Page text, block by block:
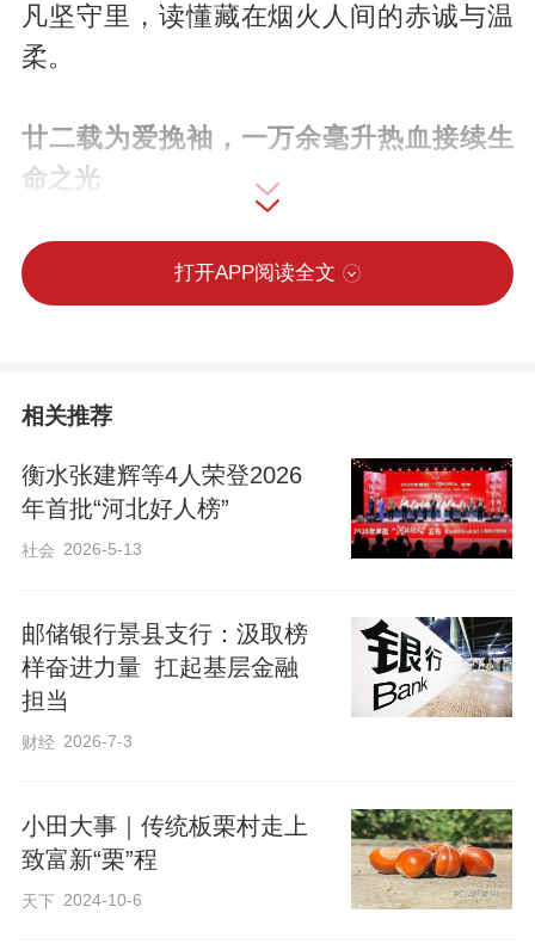
凡坚守里，读懂藏在烟火人间的赤诚与温
柔。
廿二载为爱挽袖，一万余毫升热血接续生
命之光
在景县公益圈提起苗鹏鹏，很多人都会亲
切地称他为“献血大王”。这份赞誉，不是靠
血是2004年，那时候就觉得，自己身体结
实，能帮人一把就帮一把。”谈及初心，苗
鹏鹏的话语质朴纯粹，没有华丽辞藻，却
字字真诚。就是这一次偶然的善意，让他
间，他累计献血30次，总血量达11800毫
升，相当于两个成年人的全身血液总量。
为了能给生命多一份希望，他还主动留存
造血干细胞血样，录入中华骨髓库，为素
打开APP阅读全文
相关推荐
衡水张建辉等4人荣登2026
年首批“河北好人榜”
社会 2026-5-13
邮储银行景县支行：汲取榜
样奋进力量 扛起基层金融
担当
财经 2026-7-3
小田大事｜传统板栗村走上
致富新“栗”程
天下 2024-10-6